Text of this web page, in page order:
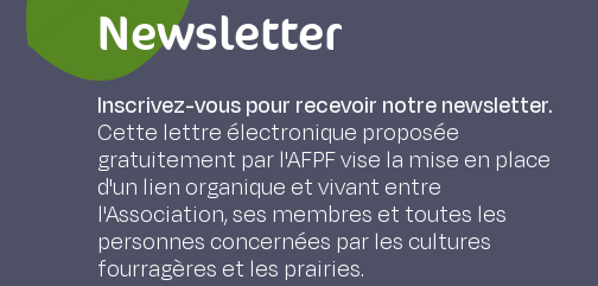
Newsletter
Inscrivez-vous pour recevoir notre newsletter.
Cette lettre électronique proposée
gratuitement par l'AFPF vise la mise en place
d'un lien organique et vivant entre
l'Association, ses membres et toutes les
personnes concernées par les cultures
fourragères et les prairies.